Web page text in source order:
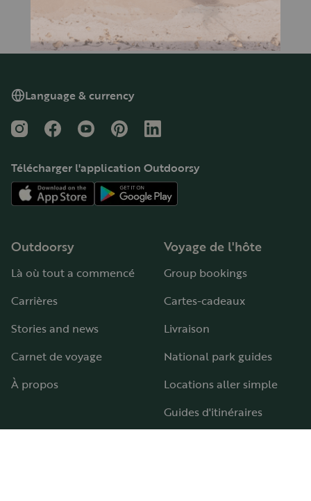
Language & currency
InstagramFacebookYouTubePinterestLinkedIn
Télécharger l'application Outdoorsy
Outdoorsy
Là où tout a commencé
Carrières
Stories and news
Carnet de voyage
À propos
Voyage de l'hôte
Group bookings
Cartes-cadeaux
Livraison
National park guides
Locations aller simple
Guides d'itinéraires